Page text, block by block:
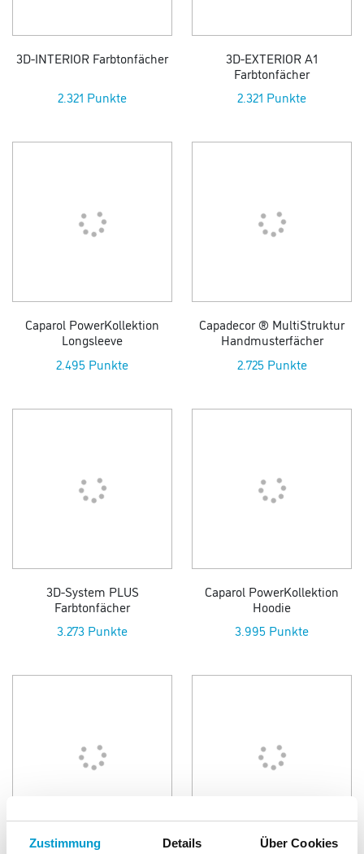
Zustimmung Details Über Cookies
3D-INTERIOR Farbtonfächer
2.321 Punkte
3D-EXTERIOR A1
Farbtonfächer
2.321 Punkte
Caparol PowerKollektion
Longsleeve
2.495 Punkte
Capadecor ® MultiStruktur
Handmusterfächer
2.725 Punkte
3D-System PLUS
Farbtonfächer
3.273 Punkte
Caparol PowerKollektion
Hoodie
3.995 Punkte